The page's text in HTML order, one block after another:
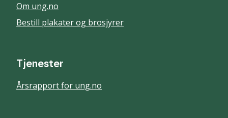
Om ung.no
Bestill plakater og brosjyrer
Tjenester
Årsrapport for ung.no